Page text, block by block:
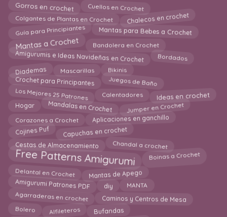
Gorros en crochet Cuellos en Crochet
Colgantes de Plantas en Crochet Chalecos en crochet
Guía para Principiantes Mantas para Bebes a Crochet
Mantas a Crochet Bandolera en Crochet
Amigurumis e Ideas Navideñas en Crochet Bordados
Diademas Mascarillas Bikinis
Crochet para Principantes Juegos de Baño
Los Mejores 25 Patrones Calentadores Ideas en crochet
Hogar Mandalas en Crochet Jumper en Crochet
Corazones a Crochet Aplicaciones en ganchillo
Cojines Puf Capuchas en crochet
Cestas de Almacenamiento Chandal a crochet
Free Patterns Amigurumi Boinas a Crochet
Delantal en Crochet Mantas de Apego
Amigurumi Patrones PDF diy MANTA
Agarraderas en crochet Caminos y Centros de Mesa
Bolero Alfileteros Bufandas